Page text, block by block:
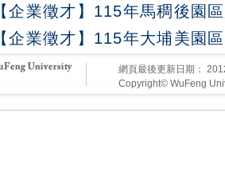
【企業徵才】115年馬稠後園
【企業徵才】115年大埔美園
網頁最後更新日期：
Copyright© WuFeng